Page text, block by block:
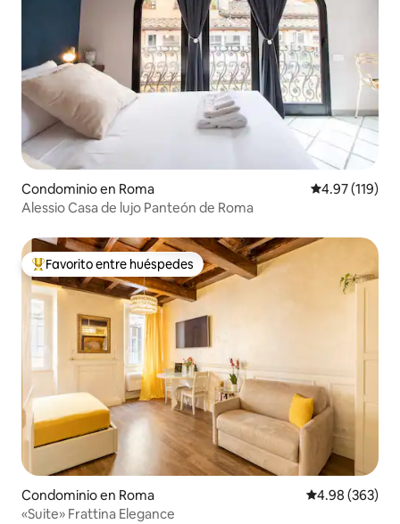
Condominio en Roma Calificación
4.97 (119)
Alessio Casa de lujo Panteón de Roma
De los mejores en Favorito entre huéspedes
Favorito entre huéspedes
Condominio en Roma Calificación
4.98 (363)
«Suite» Frattina Elegance